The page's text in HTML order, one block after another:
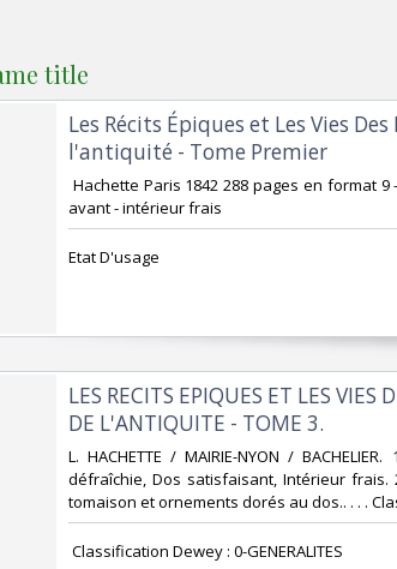
title
‎Les Récits Épiques et Les Vies
l'antiquité - Tome Premier‎
Hachette Paris 1842 288 pages en format
avant - intérieur frais ‎
‎Etat D'usage ‎
‎LES RECITS EPIQUES ET LES VIES
DE L'ANTIQUITE - TOME 3.‎
‎L. HACHETTE / MAIRIE-NYON /
défraîchie, Dos satisfaisant, Intérieur frais.
tomaison et ornements dorés au dos.. . . .
‎ Classification Dewey : 0-GENERALITES‎